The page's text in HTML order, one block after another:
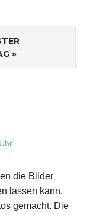
die Bilder
lassen kann.
gemacht. Die